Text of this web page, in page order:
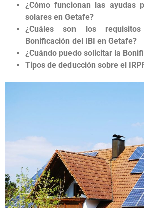
¿Cómo funcionan las ayudas
solares en Getafe?
¿Cuáles son los
Bonificación del IBI en Getafe?
¿Cuándo puedo solicitar la
Tipos de deducción sobre el